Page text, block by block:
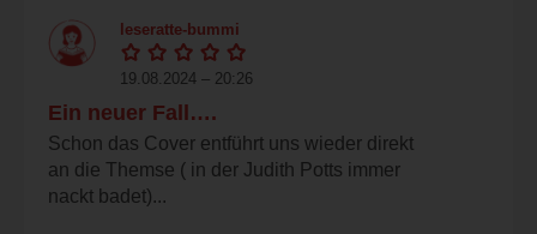
leseratte-bummi
19.08.2024 – 20:26
Ein neuer Fall….
Schon das Cover entführt uns wieder direkt
an die Themse ( in der Judith Potts immer
nackt badet)...